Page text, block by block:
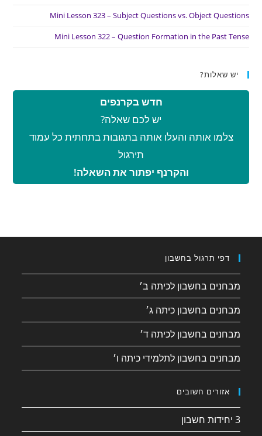
Mini Lesson 323 – Subject Questions vs. Object Questions
Mini Lesson 322 – Question Formation in the Past Tense
יש שאלות?
חדש בקרנפים
יש לכם שאלה?
צלמו אותה והעלו אותה בתגובות בתחתית כל עמוד
תירגול
והקרנף יפתור את השאלה!
דפי תרגול בחשבון
מבחנים בחשבון לכיתה ב׳
מבחנים בחשבון כיתה ג׳
מבחנים בחשבון לכיתה ד׳
מבחנים בחשבון לתלמידי כיתה ו׳
אזורים חשובים
3 יחידות חשבון